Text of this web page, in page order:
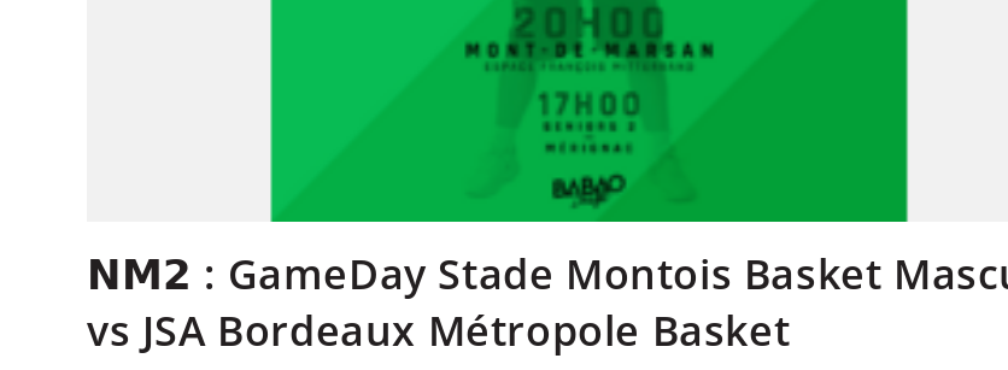
𝗡𝗠𝟮 : GameDay Stade Montois Basket
vs JSA Bordeaux Métropole Basket